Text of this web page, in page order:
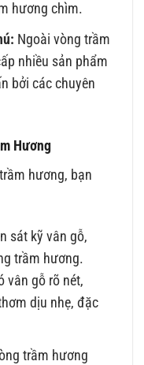
hương chìm.
Ngoài vòng trầm
nhiều sản phẩm
bởi các chuyên
Hương
hương, bạn
sát kỹ vân gỗ,
trầm hương.
vân gỗ rõ nét,
dịu nhẹ, đặc
trầm hương